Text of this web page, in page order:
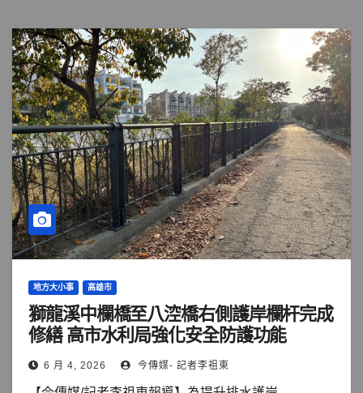
地方大小事 高雄市
獅龍溪中欄橋至八涳橋右側護岸欄杆完成
修繕 高市水利局強化安全防護功能
6 月 4, 2026 今傳媒- 記者李祖東